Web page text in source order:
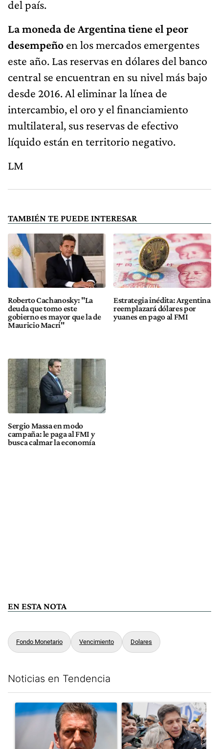
del país.
La moneda de Argentina tiene el peor
desempeño en los mercados emergentes
este año. Las reservas en dólares del banco
central se encuentran en su nivel más bajo
desde 2016. Al eliminar la línea de
intercambio, el oro y el financiamiento
multilateral, sus reservas de efectivo
líquido están en territorio negativo.
LM
TAMBIÉN TE PUEDE INTERESAR
Roberto Cachanosky: "La
deuda que tomo este
gobierno es mayor que la de
Mauricio Macri"
Estrategia inédita: Argentina
reemplazará dólares por
yuanes en pago al FMI
Sergio Massa en modo
campaña: le paga al FMI y
busca calmar la economía
EN ESTA NOTA
Fondo Monetario Vencimiento Dolares
Noticias en Tendencia
Un artículo de tendencia con el título "Negociaciones en el
Un artículo de tendencia con